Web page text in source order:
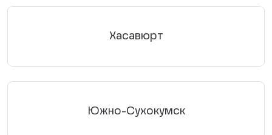
Хасавюрт
Южно-Сухокумск